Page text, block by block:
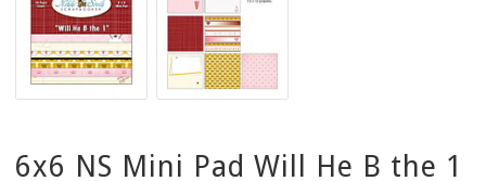
6x6 NS Mini Pad Will He B the 1